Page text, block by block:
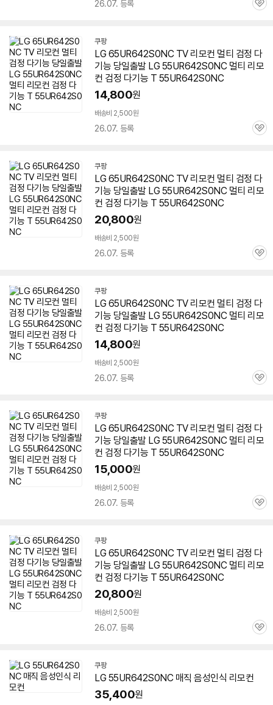
26.07. 등록
관
쿠팡
LG 65UR642S0NC TV 리모컨 멀티 검정 다
기능 당일출발 LG 55UR642S0NC멀티 리모
컨 검정 다기능 T 55UR642S0NC
14,800원
배송비 2,500원
26.07. 등록
관
쿠팡
LG 65UR642S0NC TV 리모컨 멀티 검정 다
기능 당일출발 LG 55UR642S0NC멀티 리모
컨 검정 다기능 T 55UR642S0NC
20,800원
배송비 2,500원
26.07. 등록
관
쿠팡
LG 65UR642S0NC TV 리모컨 멀티 검정 다
기능 당일출발 LG 55UR642S0NC멀티 리모
컨 검정 다기능 T 55UR642S0NC
14,800원
배송비 2,500원
26.07. 등록
관
쿠팡
LG 65UR642S0NC TV 리모컨 멀티 검정 다
기능 당일출발 LG 55UR642S0NC멀티 리모
컨 검정 다기능 T 55UR642S0NC
15,000원
배송비 2,500원
26.07. 등록
관
쿠팡
LG 65UR642S0NC TV 리모컨 멀티 검정 다
기능 당일출발 LG 55UR642S0NC멀티 리모
컨 검정 다기능 T 55UR642S0NC
20,800원
배송비 2,500원
26.07. 등록
관
쿠팡
LG 55UR642S0NC매직 음성인식 리모컨
35,400원